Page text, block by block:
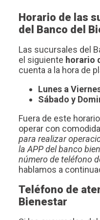
Horario de las
del Banco del
Las sucursales del
el siguiente horario
cuenta a la hora de
Lunes a
Sábado y
Fuera de este
operar con
para realizar
la APP del banco
número de teléfono
hablamos a
Teléfono de
Bienestar